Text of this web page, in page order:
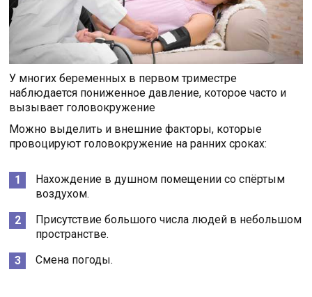
У многих беременных в первом триместре
наблюдается пониженное давление, которое часто и
вызывает головокружение
Можно выделить и внешние факторы, которые
провоцируют головокружение на ранних сроках:
Нахождение в душном помещении со спёртым
воздухом.
Присутствие большого числа людей в небольшом
пространстве.
Смена погоды.